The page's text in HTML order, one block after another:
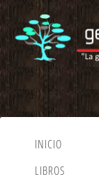
INICIO
LIBROS